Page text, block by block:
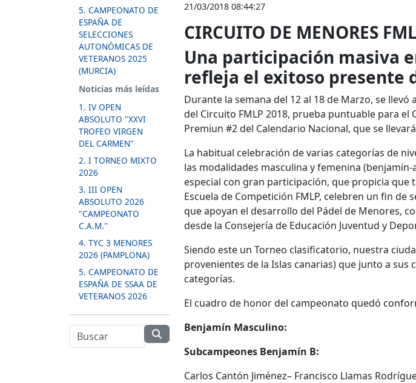
5. CAMPEONATO DE
ESPAÑA DE
SELECCIONES
AUTONÓMICAS DE
VETERANOS 2025
(MURCIA)
Noticias más leídas
1. IV OPEN
ABSOLUTO "XXVI
TROFEO VIRGEN
DEL CARMEN"
2. I TORNEO MIXTO
2026
3. III OPEN
ABSOLUTO 2026
"CAMPEONATO
C.A.M."
4. TYC 3 MENORES
2026 (PAMPLONA)
5. CAMPEONATO DE
ESPAÑA DE SSAA DE
VETERANOS 2026
21/03/2018 08:44:27
CIRCUITO DE MENORES
Una participación masiva
refleja el exitoso presente
Durante la semana del 12 al 18 de Marzo, se
del Circuito FMLP 2018, prueba puntuable para el
Premiun #2 del Calendario Nacional, que se
La habitual celebración de varias categorías de
las modalidades masculina y femenina
especial con gran participación, que propicia que
Escuela de Competición FMLP, celebren un fin
que apoyan el desarrollo del Pádel de Menores,
desde la Consejería de Educación Juventud y
Siendo este un Torneo clasificatorio, nuestra
provenientes de la Islas canarias) que junto a
categorías.
El cuadro de honor del campeonato quedó
Benjamín Masculino:
Subcampeones Benjamín B:
Carlos Cantón Jiménez– Francisco Llamas